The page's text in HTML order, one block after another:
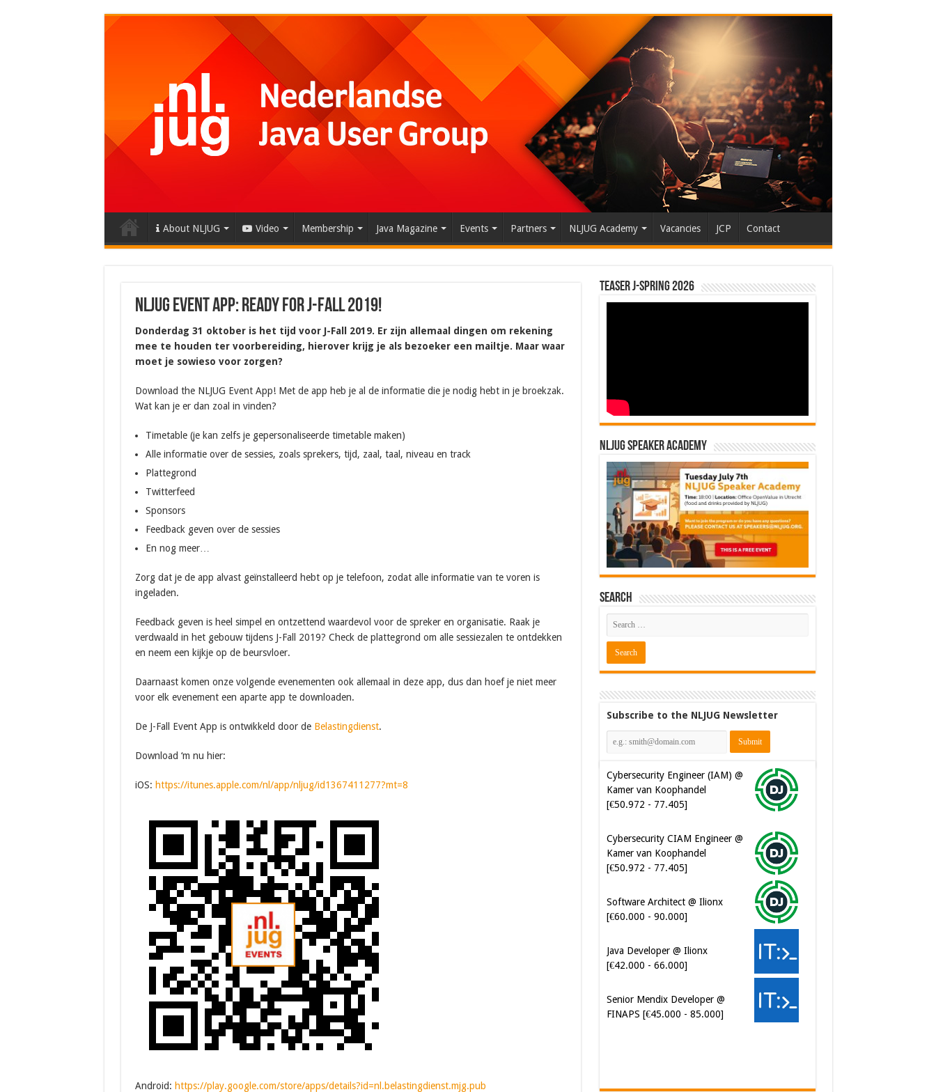
About NLJUG Video Membership Java Magazine Events Partners NLJUG Academy Vacancies JCP Contact
NLJUG Event App: ready for J-Fall 2019!
Donderdag 31 oktober is het tijd voor J-Fall 2019. Er zijn allemaal dingen om rekening
mee te houden ter voorbereiding, hierover krijg je als bezoeker een mailtje. Maar waar
moet je sowieso voor zorgen?
Download the NLJUG Event App! Met de app heb je al de informatie die je nodig hebt in je broekzak.
Wat kan je er dan zoal in vinden?
Timetable (je kan zelfs je gepersonaliseerde timetable maken)
Alle informatie over de sessies, zoals sprekers, tijd, zaal, taal, niveau en track
Plattegrond
Twitterfeed
Sponsors
Feedback geven over de sessies
En nog meer…
Zorg dat je de app alvast geïnstalleerd hebt op je telefoon, zodat alle informatie van te voren is
ingeladen.
Feedback geven is heel simpel en ontzettend waardevol voor de spreker en organisatie. Raak je
verdwaald in het gebouw tijdens J-Fall 2019? Check de plattegrond om alle sessiezalen te ontdekken
en neem een kijkje op de beursvloer.
Daarnaast komen onze volgende evenementen ook allemaal in deze app, dus dan hoef je niet meer
voor elk evenement een aparte app te downloaden.
De J-Fall Event App is ontwikkeld door de Belastingdienst.
Download ‘m nu hier:
iOS: https://itunes.apple.com/nl/app/nljug/id1367411277?mt=8
Android: https://play.google.com/store/apps/details?id=nl.belastingdienst.mjg.pub
Teaser J-Spring 2026
NLJUG Speaker Academy
Search
Subscribe to the NLJUG Newsletter
Cybersecurity Engineer (IAM) @
Kamer van Koophandel
[€50.972 - 77.405]
Cybersecurity CIAM Engineer @
Kamer van Koophandel
[€50.972 - 77.405]
Software Architect @ Ilionx
[€60.000 - 90.000]
[€42.000 - 66.000]
FINAPS [€45.000 - 85.000]